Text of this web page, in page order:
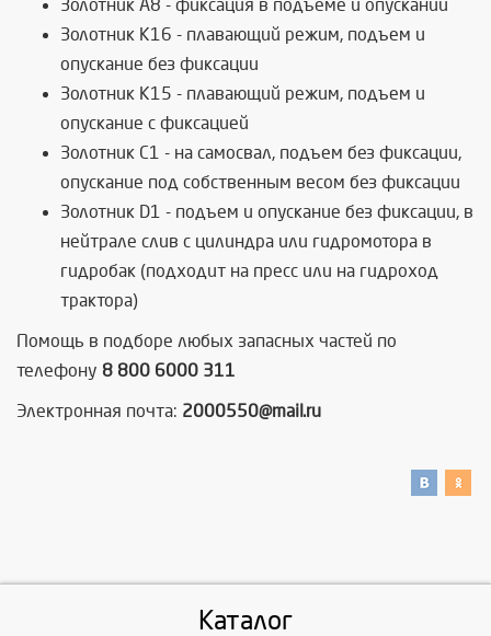
Золотник А8 - фиксация в подъеме и опускании
Золотник К16 - плавающий режим, подъем и
опускание без фиксации
Золотник К15 - плавающий режим, подъем и
опускание с фиксацией
Золотник C1 - на самосвал, подъем без фиксации,
опускание под собственным весом без фиксации
Золотник D1 - подъем и опускание без фиксации, в
нейтрале слив с цилиндра или гидромотора в
гидробак (подходит на пресс или на гидроход
трактора)
Помощь в подборе любых запасных частей по
телефону 8 800 6000 311
Электронная почта: 2000550@mail.ru
Каталог